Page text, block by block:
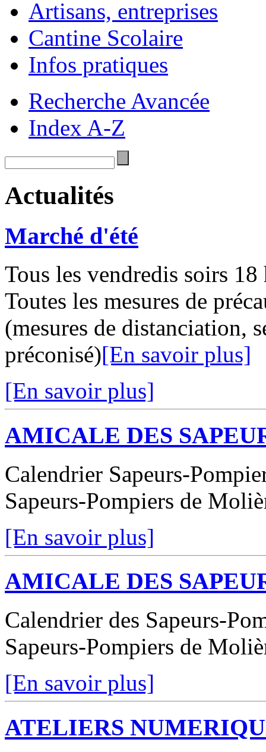
Artisans, entreprises
Cantine Scolaire
Infos pratiques
Recherche Avancée
Index A-Z
Actualités
Marché d'été
Tous les vendredis soirs
Toutes les mesures de
(mesures de distanciation,
préconisé)[En savoir plus]
[En savoir plus]
AMICALE DES
Calendrier Sapeurs-
Sapeurs-Pompiers de
[En savoir plus]
AMICALE DES
Calendrier des Sapeurs-
Sapeurs-Pompiers de
[En savoir plus]
ATELIERS